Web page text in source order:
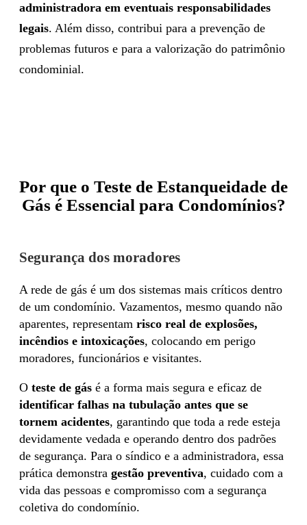
administradora em eventuais responsabilidades
legais. Além disso, contribui para a prevenção de
problemas futuros e para a valorização do patrimônio
condominial.
Por que o Teste de Estanqueidade de
Gás é Essencial para Condomínios?
Segurança dos moradores
A rede de gás é um dos sistemas mais críticos dentro
de um condomínio. Vazamentos, mesmo quando não
aparentes, representam risco real de explosões,
incêndios e intoxicações, colocando em perigo
moradores, funcionários e visitantes.
O teste de gás é a forma mais segura e eficaz de
identificar falhas na tubulação antes que se
tornem acidentes, garantindo que toda a rede esteja
devidamente vedada e operando dentro dos padrões
de segurança. Para o síndico e a administradora, essa
prática demonstra gestão preventiva, cuidado com a
vida das pessoas e compromisso com a segurança
coletiva do condomínio.